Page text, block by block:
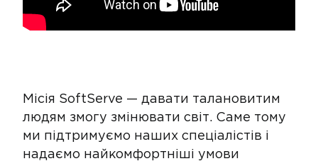
Місія SoftServe — давати талановитим
людям змогу змінювати світ. Саме тому
ми підтримуємо наших спеціалістів і
надаємо найкомфортніші умови